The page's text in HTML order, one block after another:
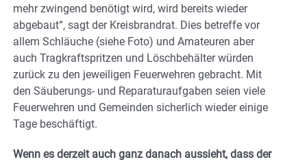
mehr zwingend benötigt wird, wird bereits wieder
abgebaut“, sagt der Kreisbrandrat. Dies betreffe vor
allem Schläuche (siehe Foto) und Amateuren aber
auch Tragkraftspritzen und Löschbehälter würden
zurück zu den jeweiligen Feuerwehren gebracht. Mit
den Säuberungs- und Reparaturaufgaben seien viele
Feuerwehren und Gemeinden sicherlich wieder einige
Tage beschäftigt.
Wenn es derzeit auch ganz danach aussieht, dass der